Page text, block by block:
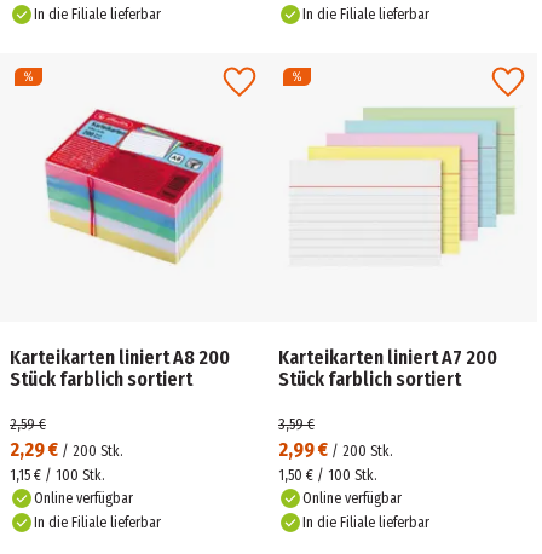
In die Filiale lieferbar
In die Filiale lieferbar
Karteikarten liniert A8 200
Stück farblich sortiert
2,29 € / 200 Stk.
2,59 €
1,15 € / 100 Stk.
Online verfügbar
In die Filiale lieferbar
Karteikarten liniert A7 200
Stück farblich sortiert
2,99 € / 200 Stk.
3,59 €
1,50 € / 100 Stk.
Online verfügbar
In die Filiale lieferbar